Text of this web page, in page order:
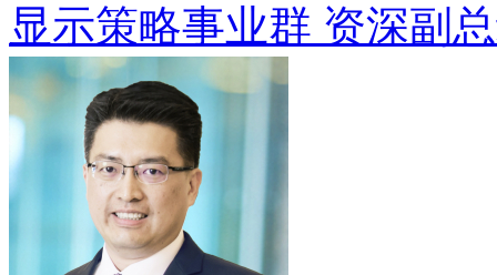
显示策略事业群 资深副